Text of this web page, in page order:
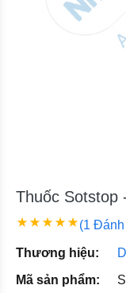
Thuốc Sotstop
(1
Thương hiệu:
Mã sản phẩm: